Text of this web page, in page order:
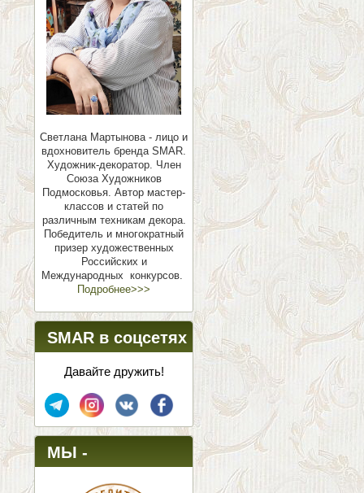
Светлана Мартынова - лицо и
вдохновитель бренда SMAR.
Художник-декоратор. Член
Союза Художников
Подмосковья. Автор мастер-
классов и статей по
различным техникам декора.
Победитель и многократный
призер художественных
Российских и
Международных конкурсов.
Подробнее>>>
SMAR в соцсетях
Давайте дружить!
МЫ -
ПОБЕДИТЕЛИ!